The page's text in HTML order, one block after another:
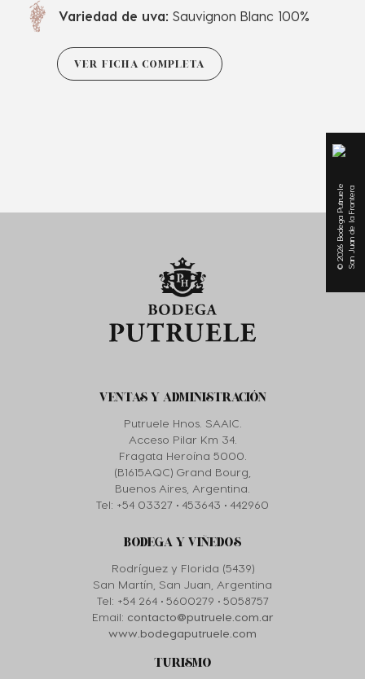
Variedad de uva: Sauvignon Blanc 100%
VER FICHA COMPLETA
VENTAS Y ADMINISTRACIÓN
Putruele Hnos. SAAIC.
Acceso Pilar Km 34.
Fragata Heroína 5000.
(B1615AQC) Grand Bourg,
Buenos Aires, Argentina.
Tel: +54 03327 • 453643 • 442960
BODEGA Y VIÑEDOS
Rodríguez y Florida (5439)
San Martín, San Juan, Argentina
Tel: +54 264 • 5600279 • 5058757
Email: contacto@putruele.com.ar
www.bodegaputruele.com
TURISMO
© 2026 Bodega PutrueleSan Juan de la Frontera